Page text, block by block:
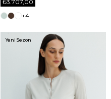
₺3.707,00
+4
Yeni Sezon